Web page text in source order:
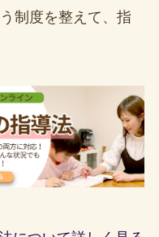
制度を整えて、指